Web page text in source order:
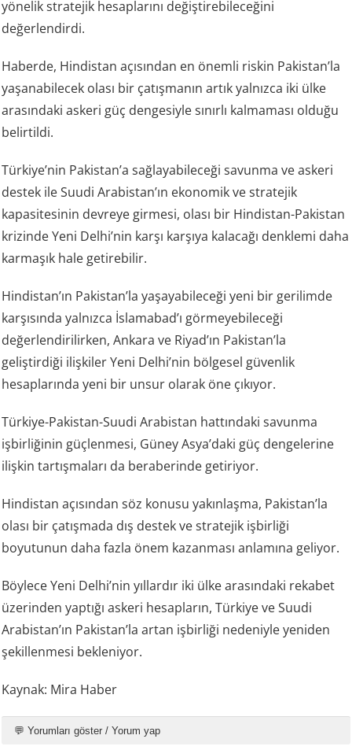
yönelik stratejik hesaplarını değiştirebileceğini
değerlendirdi.
Haberde, Hindistan açısından en önemli riskin Pakistan’la
yaşanabilecek olası bir çatışmanın artık yalnızca iki ülke
arasındaki askeri güç dengesiyle sınırlı kalmaması olduğu
belirtildi.
Türkiye’nin Pakistan’a sağlayabileceği savunma ve askeri
destek ile Suudi Arabistan’ın ekonomik ve stratejik
kapasitesinin devreye girmesi, olası bir Hindistan-Pakistan
krizinde Yeni Delhi’nin karşı karşıya kalacağı denklemi daha
karmaşık hale getirebilir.
Hindistan’ın Pakistan’la yaşayabileceği yeni bir gerilimde
karşısında yalnızca İslamabad’ı görmeyebileceği
değerlendirilirken, Ankara ve Riyad’ın Pakistan’la
geliştirdiği ilişkiler Yeni Delhi’nin bölgesel güvenlik
hesaplarında yeni bir unsur olarak öne çıkıyor.
Türkiye-Pakistan-Suudi Arabistan hattındaki savunma
işbirliğinin güçlenmesi, Güney Asya’daki güç dengelerine
ilişkin tartışmaları da beraberinde getiriyor.
Hindistan açısından söz konusu yakınlaşma, Pakistan’la
olası bir çatışmada dış destek ve stratejik işbirliği
boyutunun daha fazla önem kazanması anlamına geliyor.
Böylece Yeni Delhi’nin yıllardır iki ülke arasındaki rekabet
üzerinden yaptığı askeri hesapların, Türkiye ve Suudi
Arabistan’ın Pakistan’la artan işbirliği nedeniyle yeniden
şekillenmesi bekleniyor.
Kaynak: Mira Haber
💬 Yorumları göster / Yorum yap